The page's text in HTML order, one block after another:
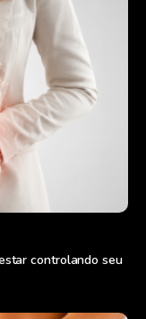
controlando seu